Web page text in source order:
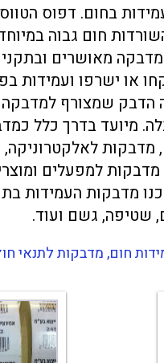
בחום. דפוס
חום גבוה
מאושרים
או ישרפו ועמידות
הדבק שמצורף למדבקה
מיועד בדרך כלל
מדבקות
למפעלים
מדבקות העמידות
שטיפה, גשם ועוד.
חום, מדבקות לתנאי